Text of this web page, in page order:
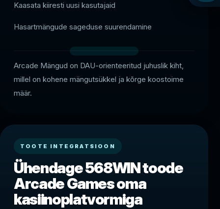
Kaasata kiiresti uusi kasutajaid
Hasartmängude sageduse suurendamine
Arcade Mängud on DAU-orienteeritud juhuslik kiht,
millel on kohene mängutsükkel ja kõrge koostoime
määr.
TOOTE INTEGRATSIOON
Ühendage 568WIN toode
Arcade Games oma
kasiinoplatvormiga